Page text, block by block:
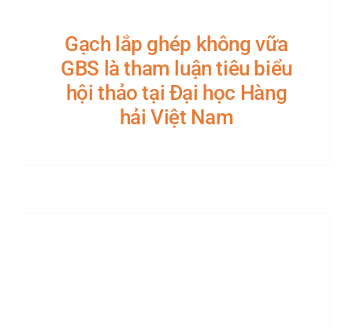
Gạch lắp ghép không vữa
GBS là tham luận tiêu biểu
hội thảo tại Đại học Hàng
hải Việt Nam